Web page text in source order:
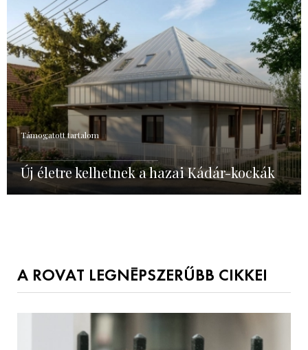
Támogatott tartalom
Új életre kelhetnek a hazai Kádár-kockák
A ROVAT LEGNÉPSZERŰBB CIKKEI